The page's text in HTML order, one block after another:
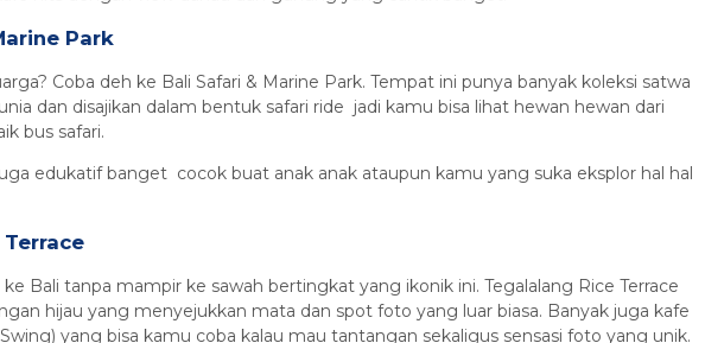
Park
Coba deh ke Bali Safari & Marine Park. Tempat ini punya banyak koleksi satwa
dan disajikan dalam bentuk safari ride jadi kamu bisa lihat hewan hewan dari
bus safari.
edukatif banget cocok buat anak anak ataupun kamu yang suka eksplor hal hal
Bali tanpa mampir ke sawah bertingkat yang ikonik ini. Tegalalang Rice Terrace
hijau yang menyejukkan mata dan spot foto yang luar biasa. Banyak juga kafe
yang bisa kamu coba kalau mau tantangan sekaligus sensasi foto yang unik.